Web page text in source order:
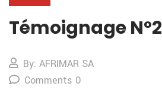
Témoignage N°2
By: AFRIMAR SA
Comments 0